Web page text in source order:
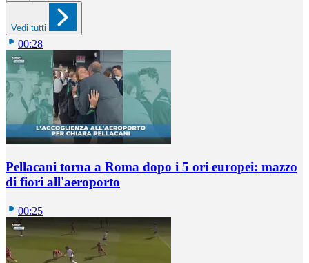
Vedi tutti
00:28
Pellacani torna a Roma dopo i 5 ori europei: mazzo
di fiori all'aeroporto
00:25